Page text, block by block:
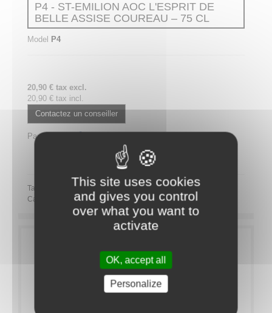
P4 - ST-EMILION AOC L'ESPRIT DE
BELLE ASSISE COUREAU – 75 CL
Model P4
20,90 € tax excl.
20,90 € tax incl.
Contactez un conseiller
Partager
Partager ce plateau repas sur LinkedIn
Tags:
Category:
BOISSONS Alcools Vins rouges
This site uses cookies
and gives you control
over what you want to
activate
OK, accept all
Personalize